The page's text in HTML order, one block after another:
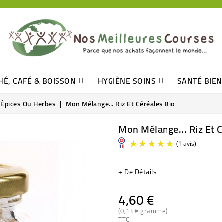
CAFÉ & BOISSON HYGIÈNE SOINS SANTÉ
Ou Herbes Mon Mélange... Riz Et Céréales Bio
Mon Mélange... Riz Et
+ De Détails
4,60 €
(0,13 € gramme)
TTC